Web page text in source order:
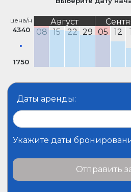
цена/н
4340
1750
Август
08
15 22 29 05 12
Даты аренды:
Укажите даты
Отправить